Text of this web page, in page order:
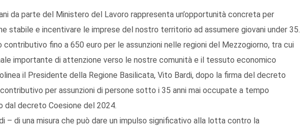
da parte del Ministero del Lavoro rappresenta un’opportunità concreta per
stabile e incentivare le imprese del nostro territorio ad assumere giovani under 35.
contributivo fino a 650 euro per le assunzioni nelle regioni del Mezzogiorno, tra cui
importante di attenzione verso le nostre comunità e il tessuto economico
il Presidente della Regione Basilicata, Vito Bardi, dopo la firma del decreto
per assunzioni di persone sotto i 35 anni mai occupate a tempo
dal decreto Coesione del 2024.
– di una misura che può dare un impulso significativo alla lotta contro la